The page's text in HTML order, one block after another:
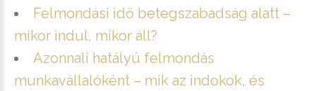
Felmondási idő betegszabadság alatt –
mikor indul, mikor áll?
Azonnali hatályú felmondás
munkavállalóként – mik az indokok, és